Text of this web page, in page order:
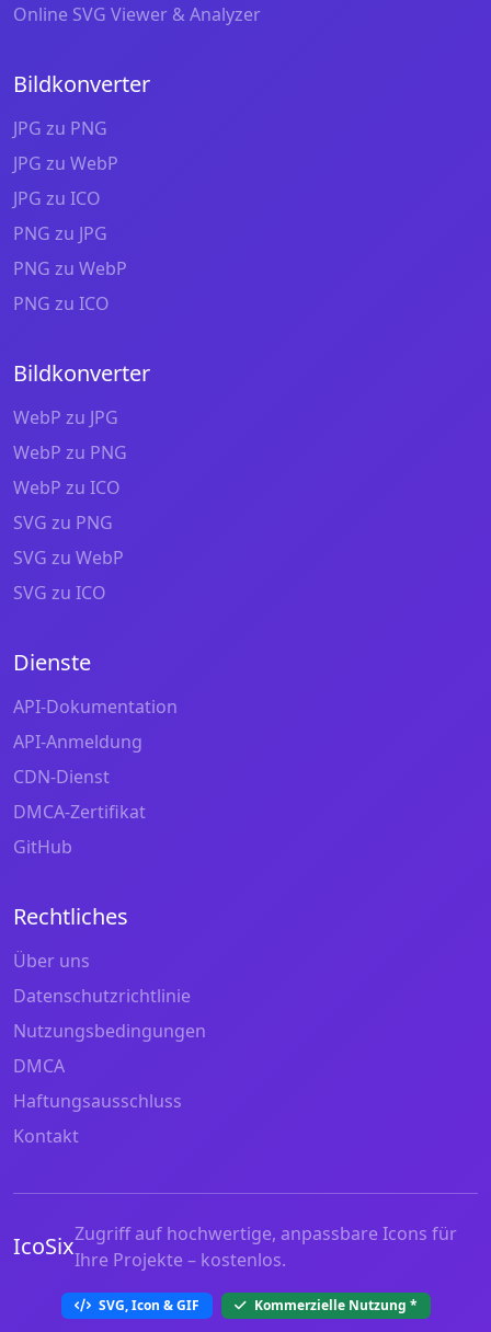
Online SVG Viewer & Analyzer
Bildkonverter
JPG zu PNG
JPG zu WebP
JPG zu ICO
PNG zu JPG
PNG zu WebP
PNG zu ICO
Bildkonverter
WebP zu JPG
WebP zu PNG
WebP zu ICO
SVG zu PNG
SVG zu WebP
SVG zu ICO
Dienste
API-Dokumentation
API-Anmeldung
CDN-Dienst
DMCA-Zertifikat
GitHub
Rechtliches
Über uns
Datenschutzrichtlinie
Nutzungsbedingungen
DMCA
Haftungsausschluss
Kontakt
IcoSixZugriff auf hochwertige, anpassbare Icons für
Ihre Projekte – kostenlos.
SVG, Icon & GIF Kommerzielle Nutzung *